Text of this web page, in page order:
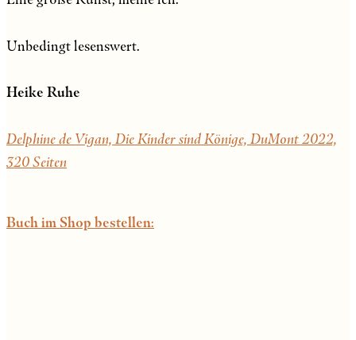
Unbedingt lesenswert.
Heike Ruhe
Delphine de Vigan, Die Kinder sind Könige, DuMont 2022,
320 Seiten
Buchim Shop bestellen: